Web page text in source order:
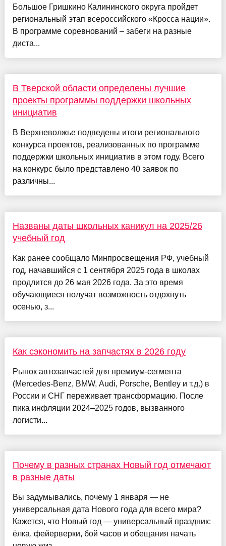
Большое Гришкино Калининского округа пройдет
региональный этап всероссийского «Кросса нации».
В программе соревнований – забеги на разные
диста...
В Тверской области определены лучшие
проекты программы поддержки школьных
инициатив
В Верхневолжье подведены итоги регионального
конкурса проектов, реализованных по программе
поддержки школьных инициатив в этом году. Всего
на конкурс было представлено 40 заявок по
различны...
Названы даты школьных каникул на 2025/26
учебный год
Как ранее сообщало Минпросвещения РФ, учебный
год, начавшийся с 1 сентября 2025 года в школах
продлится до 26 мая 2026 года. За это время
обучающиеся получат возможность отдохнуть
осенью, з...
Как сэкономить на запчастях в 2026 году
Рынок автозапчастей для премиум-сегмента
(Mercedes-Benz, BMW, Audi, Porsche, Bentley и т.д.) в
России и СНГ переживает трансформацию. После
пика инфляции 2024–2025 годов, вызванного
логисти...
Почему в разных странах Новый год отмечают
в разные даты
Вы задумывались, почему 1 января — не
универсальная дата Нового года для всего мира?
Кажется, что Новый год — универсальный праздник:
ёлка, фейерверки, бой часов и обещания начать